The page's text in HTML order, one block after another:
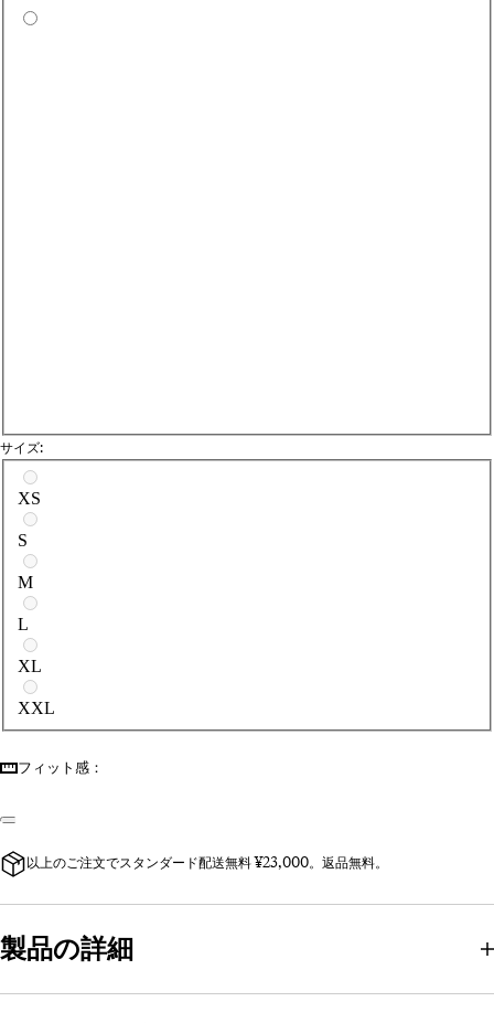
サイズ:
サイズを選択
XS
S
M
L
XL
XXL
フィット感：
以上のご注文でスタンダード配送無料 ¥23,000。返品無料。
製品の詳細